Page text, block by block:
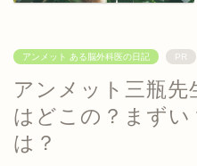
アンメット ある脳外科医の日記 PR
アンメット三瓶先
はどこの？まずい
は？